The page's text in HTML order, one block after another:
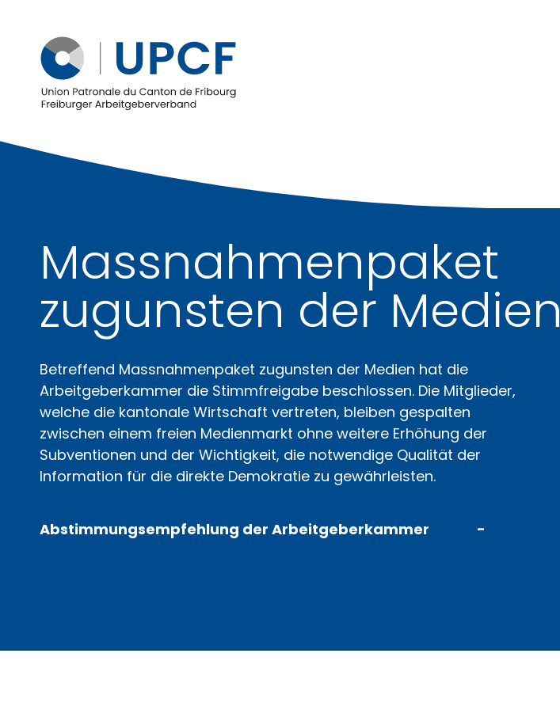
Massnahmenpaket
zugunsten der Medien
Betreffend Massnahmenpaket zugunsten der Medien hat die
Arbeitgeberkammer die Stimmfreigabe beschlossen. Die Mitglieder,
welche die kantonale Wirtschaft vertreten, bleiben gespalten
zwischen einem freien Medienmarkt ohne weitere Erhöhung der
Subventionen und der Wichtigkeit, die notwendige Qualität der
Information für die direkte Demokratie zu gewährleisten.
Abstimmungsempfehlung der Arbeitgeberkammer -